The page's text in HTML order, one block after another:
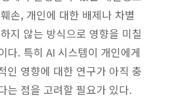
손, 개인에 대한 배제나 차별
지 않는 방식으로 영향을 미칠
다. 특히 AI 시스템이 개인에게
인 영향에 대한 연구가 아직 충
는 점을 고려할 필요가 있다.